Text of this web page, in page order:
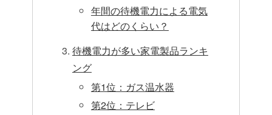
年間の待機電力による電気
代はどのくらい？
待機電力が多い家電製品ランキ
ング
第1位：ガス温水器
第2位：テレビ